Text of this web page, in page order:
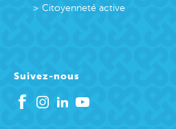
Citoyenneté active
Suivez-nous